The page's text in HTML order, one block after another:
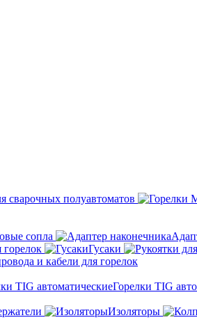
сварочных полуавтоматов
сопла
горелок Гусаки
и кабели для горелок
Горелки TIG
Изоляторы